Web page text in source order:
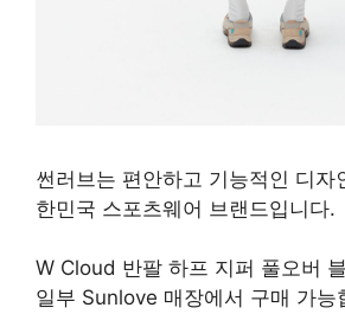
썬러브는 편안하고 기능적인 디자
한민국 스포츠웨어 브랜드입니다.
W Cloud 반팔 하프 지퍼 풀오버
일부 Sunlove 매장에서 구매 가능